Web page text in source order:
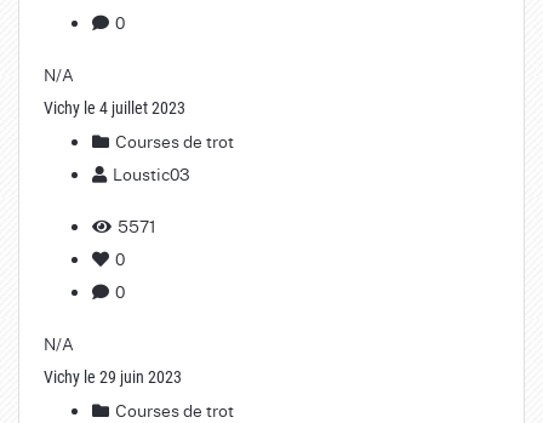
0
N/A
Vichy le 4 juillet 2023
Courses de trot
Loustic03
5571
0
0
N/A
Vichy le 29 juin 2023
Courses de trot